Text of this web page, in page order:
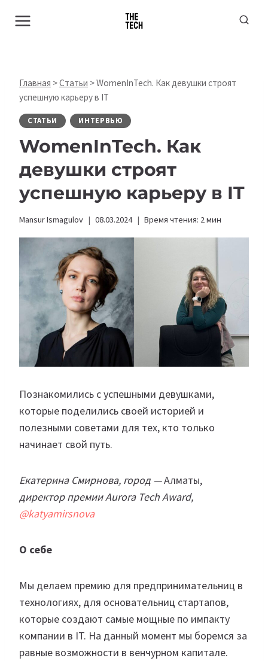
Главная >Статьи >WomenInTech. Как девушки строят
успешную карьеру в IT
СТАТЬИ ИНТЕРВЬЮ
WomenInTech. Как
девушки строят
успешную карьеру в IT
Mansur Ismagulov 08.03.2024 Время чтения: 2мин
Познакомились с успешными девушками,
которые поделились своей историей и
полезными советами для тех, кто только
начинает свой путь.
Екатерина Смирнова, город —Алматы,
директор премии Aurora Tech Award,
@katyamirsnova
О себе
Мы делаем премию для предпринимательниц в
технологиях, для основательниц стартапов,
которые создают самые мощные по импакту
компании в IT. На данный момент мы боремся за
равные возможности в венчурном капитале.